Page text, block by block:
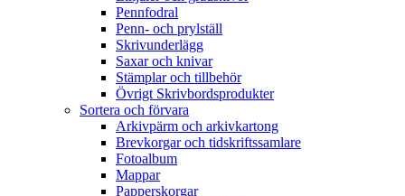
Pennfodral
Penn- och prylställ
Skrivunderlägg
Saxar och knivar
Stämplar och tillbehör
Övrigt Skrivbordsprodukter
Sortera och förvara
Arkivpärm och arkivkartong
Brevkorgar och tidskriftssamlare
Fotoalbum
Mappar
Papperskorgar